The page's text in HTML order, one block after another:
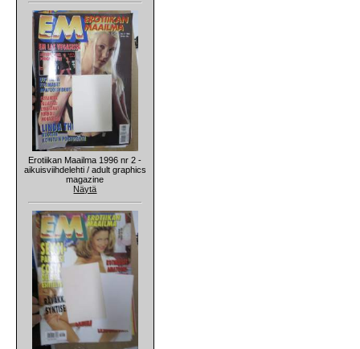
Erotiikan Maailma 1996 nr 2 -
aikuisviihdelehti / adult graphics
magazine
Näytä